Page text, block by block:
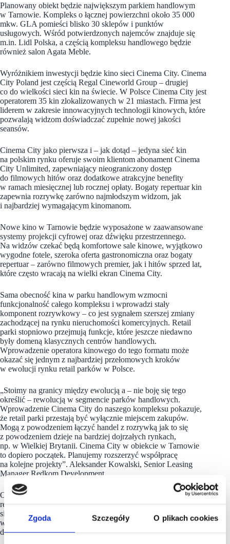
Zgoda Szczegóły O plikach cookies
Planowany obiekt będzie największym parkiem handlowym
w Tarnowie. Kompleks o łącznej powierzchni około 35 000
mkw. GLA pomieści blisko 30 sklepów i punktów
usługowych. Wśród potwierdzonych najemców znajduje się
m.in. Lidl Polska, a częścią kompleksu handlowego będzie
również salon Agata Meble.
Wyróżnikiem inwestycji będzie kino sieci Cinema City. Cinema
City Poland jest częścią Regal Cineworld Group – drugiej
co do wielkości sieci kin na świecie. W Polsce Cinema City jest
operatorem 35 kin zlokalizowanych w 21 miastach. Firma jest
liderem w zakresie innowacyjnych technologii kinowych, które
pozwalają widzom doświadczać zupełnie nowej jakości
seansów.
Cinema City jako pierwsza i – jak dotąd – jedyna sieć kin
na polskim rynku oferuje swoim klientom abonament Cinema
City Unlimited, zapewniający nieograniczony dostęp
do filmowych hitów oraz dodatkowe atrakcyjne benefity
w ramach miesięcznej lub rocznej opłaty. Bogaty repertuar kin
zapewnia rozrywkę zarówno najmłodszym widzom, jak
i najbardziej wymagającym kinomanom.
Nowe kino w Tarnowie będzie wyposażone w zaawansowane
systemy projekcji cyfrowej oraz dźwięku przestrzennego.
Na widzów czekać będą komfortowe sale kinowe, wyjątkowo
wygodne fotele, szeroka oferta gastronomiczna oraz bogaty
repertuar – zarówno filmowych premier, jak i hitów sprzed lat,
które często wracają na wielki ekran Cinema City.
Sama obecność kina w parku handlowym wzmocni
funkcjonalność całego kompleksu i wprowadzi stały
komponent rozrywkowy – co jest sygnałem szerszej zmiany
zachodzącej na rynku nieruchomości komercyjnych. Retail
parki stopniowo przejmują funkcje, które jeszcze niedawno
były domeną klasycznych centrów handlowych.
Wprowadzenie operatora kinowego do tego formatu może
okazać się jednym z najbardziej przełomowych kroków
w ewolucji rynku retail parków w Polsce.
„Stoimy na granicy między ewolucją a – nie boję się tego
określić – rewolucją w segmencie parków handlowych.
Wprowadzenie Cinema City do naszego kompleksu pokazuje,
że retail parki przestają być wyłącznie miejscem zakupów.
Mogą z powodzeniem łączyć handel z rozrywką jak to się
z powodzeniem dzieje na bardziej dojrzałych rynkach,
np. w Wielkiej Brytanii. Cinema City w obiekcie w Tarnowie
to dopiero początek. Planujemy rozszerzyć współpracę
na kolejne projekty”. Aleksander Kowalski, Senior Leasing
Manager Redkom Development.
Otwarcie obiektu planowane jest na 2027 rok. Inwestycja
realizowana przez Redkom Development już dziś zapowiada
się jako jedno z najważniejszych przedsięwzięć komercyjnych
w południowej Polsce – i jednocześnie projekt, który na nowo
definiuje rolę parków handlowych na rynku.